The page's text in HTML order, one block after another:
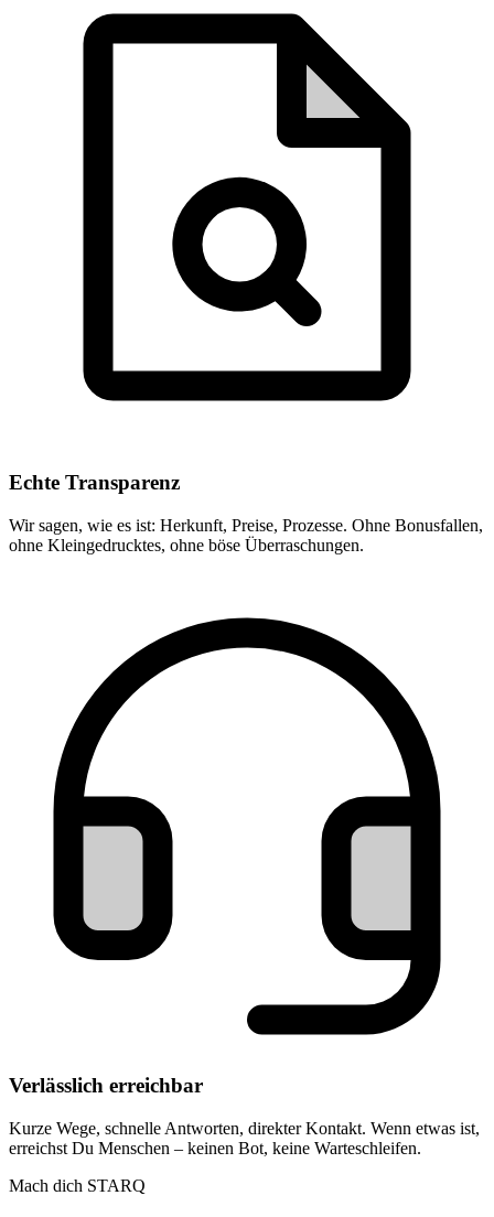
Echte Transparenz
Wir sagen, wie es ist: Herkunft, Preise, Prozesse. Ohne Bonusfallen,
ohne Kleingedrucktes, ohne böse Überraschungen.
Verlässlich erreichbar
Kurze Wege, schnelle Antworten, direkter Kontakt. Wenn etwas ist,
erreichst Du Menschen – keinen Bot, keine Warteschleifen.
Mach dich STARQ